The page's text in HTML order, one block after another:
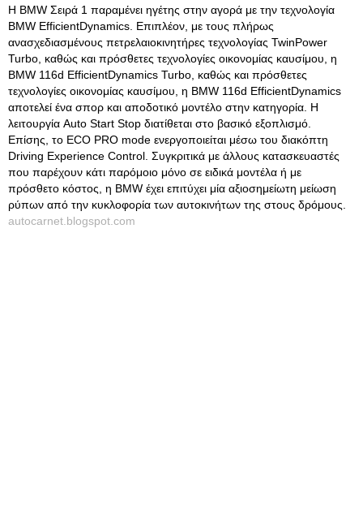
Η BMW Σειρά 1 παραμένει ηγέτης στην αγορά με την τεχνολογία
BMW EfficientDynamics. Επιπλέον, με τους πλήρως
ανασχεδιασμένους πετρελαιοκινητήρες τεχνολογίας TwinPower
Turbo, καθώς και πρόσθετες τεχνολογίες οικονομίας καυσίμου, η
BMW 116d EfficientDynamics Turbo, καθώς και πρόσθετες
τεχνολογίες οικονομίας καυσίμου, η BMW 116d EfficientDynamics
αποτελεί ένα σπορ και αποδοτικό μοντέλο στην κατηγορία. Η
λειτουργία Auto Start Stop διατίθεται στο βασικό εξοπλισμό.
Επίσης, το ECO PRO mode ενεργοποιείται μέσω του διακόπτη
Driving Experience Control. Συγκριτικά με άλλους κατασκευαστές
που παρέχουν κάτι παρόμοιο μόνο σε ειδικά μοντέλα ή με
πρόσθετο κόστος, η BMW έχει επιτύχει μία αξιοσημείωτη μείωση
ρύπων από την κυκλοφορία των αυτοκινήτων της στους δρόμους.
autocarnet.blogspot.com